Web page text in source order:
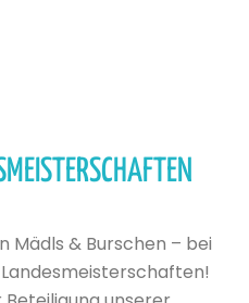
Mädls & Burschen – bei